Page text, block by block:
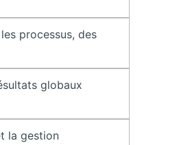
processus, des
globaux
la gestion